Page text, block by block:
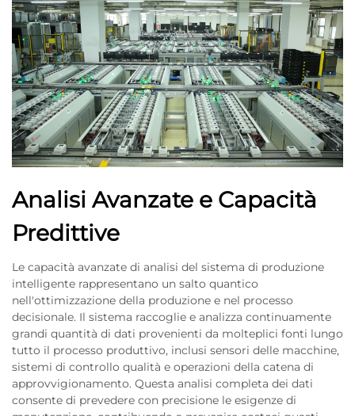
Analisi Avanzate e Capacità
Predittive
Le capacità avanzate di analisi del sistema di produzione
intelligente rappresentano un salto quantico
nell'ottimizzazione della produzione e nel processo
decisionale. Il sistema raccoglie e analizza continuamente
grandi quantità di dati provenienti da molteplici fonti lungo
tutto il processo produttivo, inclusi sensori delle macchine,
sistemi di controllo qualità e operazioni della catena di
approvvigionamento. Questa analisi completa dei dati
consente di prevedere con precisione le esigenze di